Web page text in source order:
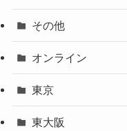
その他
オンライン
東京
東大阪